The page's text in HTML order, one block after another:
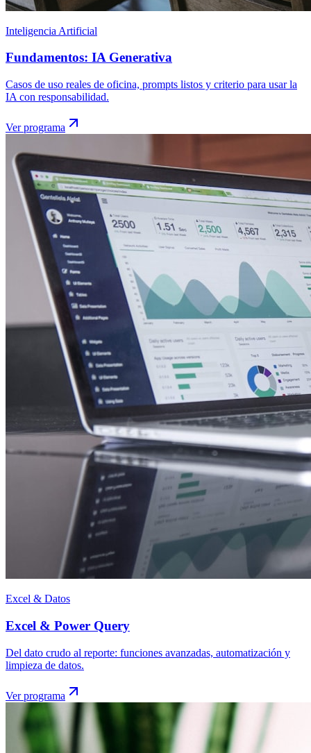
Inteligencia Artificial
Fundamentos: IA Generativa
Casos de uso reales de oficina, prompts listos y criterio para usar la
IA con responsabilidad.
Ver programa
Excel & Datos
Excel & Power Query
Del dato crudo al reporte: funciones avanzadas, automatización y
limpieza de datos.
Ver programa